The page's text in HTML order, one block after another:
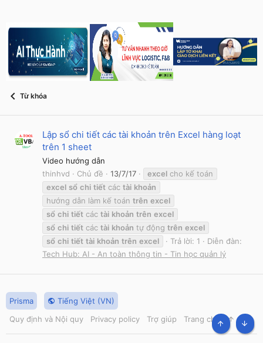
Từ khóa
Lập sổ chi tiết các tài khoản trên Excel hàng loạt
trên 1 sheet
Video hướng dẫn
thinhvd
Chủ đề 13/7/17 excel cho kế toán
excel sổ chi tiết các tài khoản
hướng dẫn làm kế toán trên excel
sổ chi tiết các tài khoản trên excel
sổ chi tiết các tài khoản tự động trên excel
sổ chi tiết tài khoản trên excel Trả lời: 1
Diễn đàn:
Tech Hub: AI - An toàn thông tin - Tin học quản lý
Prisma
Tiếng Việt (VN)
Quy định và Nội quy
Privacy policy Trợ giúp Trang chủ
R
S
TOP